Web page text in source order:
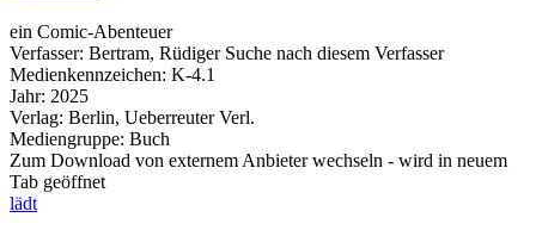
ein Comic-Abenteuer
Verfasser: Bertram, Rüdiger Suche nach diesem Verfasser
Medienkennzeichen: K-4.1
Jahr: 2025
Verlag: Berlin, Ueberreuter Verl.
Mediengruppe: Buch
Zum Download von externem Anbieter wechseln - wird in neuem
Tab geöffnet
lädt